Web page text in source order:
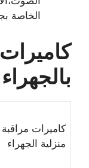
الخاصة
كاميرات
بالجهراء
كاميرات مراقبة
منزلية الجهراء